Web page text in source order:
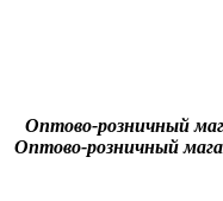
Оптово-розничный
Оптово-розничный